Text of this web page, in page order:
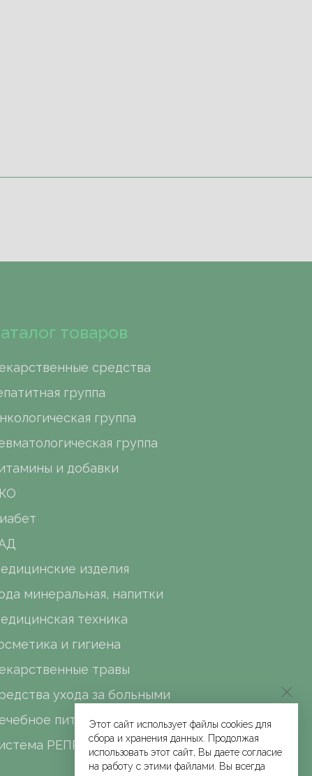
товаров
средства
группа
группа
группа
и добавки
изделия
минеральная, напитки
техника
и гигиена
травы
ухода за больными
питание
РЕПРО
Этот сайт использует файлы cookies для
сбора и хранения данных. Продолжая
использовать этот сайт, Вы даете согласие
на работу с этими файлами. Вы всегда